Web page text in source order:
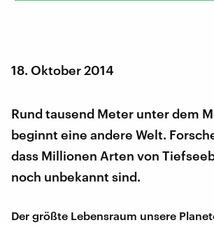
18. Oktober 2014
Rund tausend Meter unter dem
beginnt eine andere Welt.
dass Millionen Arten von
noch unbekannt sind.
Der größte Lebensraum unsere